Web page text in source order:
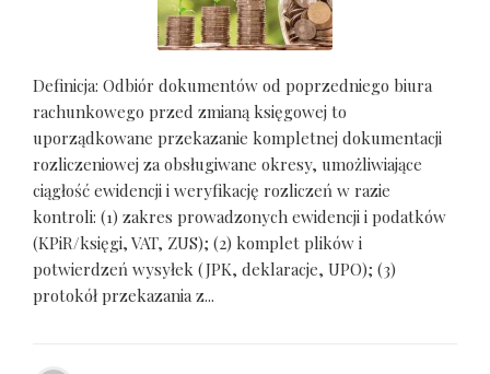
Definicja: Odbiór dokumentów od poprzedniego biura
rachunkowego przed zmianą księgowej to
uporządkowane przekazanie kompletnej dokumentacji
rozliczeniowej za obsługiwane okresy, umożliwiające
ciągłość ewidencji i weryfikację rozliczeń w razie
kontroli: (1) zakres prowadzonych ewidencji i podatków
(KPiR/księgi, VAT, ZUS); (2) komplet plików i
potwierdzeń wysyłek (JPK, deklaracje, UPO); (3)
protokół przekazania z...